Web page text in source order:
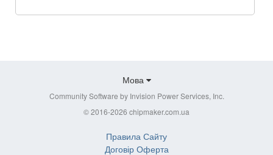
Мова
Community Software by Invision Power Services, Inc.
© 2016-2026 chipmaker.com.ua
Правила Сайту
Договір Оферта